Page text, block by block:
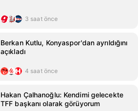
3 saat önce
Berkan Kutlu, Konyaspor'dan ayrıldığını
açıkladı
4 saat önce
Hakan Çalhanoğlu: Kendimi gelecekte
TFF başkanı olarak görüyorum